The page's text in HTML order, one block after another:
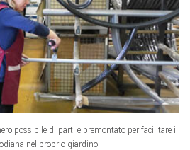
possibile di parti è premontato per facilitare il
nel proprio giardino.